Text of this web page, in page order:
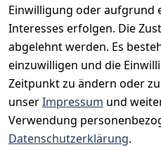
Einwilligung oder aufgrund
Interesses erfolgen. Die
abgelehnt werden. Es
einzuwilligen und die
Zeitpunkt zu ändern oder
unserImpressum und
Verwendung
Datenschutzerklärung.
Unser Unternehmen
Charity & Wohltätigkeit
BESUCHE UNS